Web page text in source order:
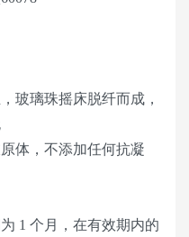
玻璃珠摇床脱纤而成，
体，不添加任何抗凝
1 个月，在有效期内的